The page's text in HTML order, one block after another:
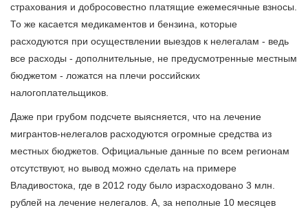
страхования и добросовестно платящие ежемесячные взносы.
То же касается медикаментов и бензина, которые
расходуются при осуществлении выездов к нелегалам - ведь
все расходы - дополнительные, не предусмотренные местным
бюджетом - ложатся на плечи российских
налогоплательщиков.
Даже при грубом подсчете выясняется, что на лечение
мигрантов-нелегалов расходуются огромные средства из
местных бюджетов. Официальные данные по всем регионам
отсутствуют, но вывод можно сделать на примере
Владивостока, где в 2012 году было израсходовано 3 млн.
рублей на лечение нелегалов. А, за неполные 10 месяцев